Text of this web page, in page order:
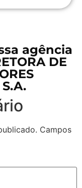
agência
DE
Campos